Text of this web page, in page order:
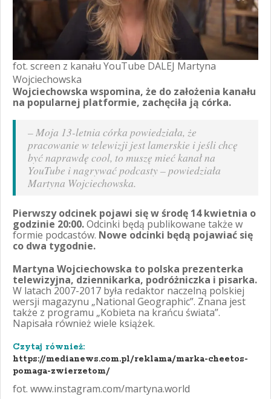
fot. screen z kanału YouTube DALEJ Martyna
Wojciechowska
Wojciechowska wspomina, że do założenia kanału
na popularnej platformie, zachęciła ją córka.
–Moja 13-letnia córka powiedziała, że
pracowanie w telewizji jest lamerskie i jeśli chcę
być naprawdę cool, to muszę mieć kanał na
YouTube i nagrywać podcasty– powiedziała
Martyna Wojciechowska.
Pierwszy odcinek pojawi się w środę 14 kwietnia o
godzinie 20:00.Odcinki będą publikowane także w
formie podcastów. Nowe odcinki będą pojawiać się
co dwa tygodnie.
Martyna Wojciechowska to polska prezenterka
telewizyjna, dziennikarka, podróżniczka i pisarka.
W latach 2007-2017 była redaktor naczelną polskiej
wersji magazynu „National Geographic”. Znana jest
także z programu „Kobieta na krańcu świata”.
Napisała również wiele książek.
Czytaj również:
https://medianews.com.pl/reklama/marka-cheetos-
pomaga-zwierzetom/
fot. www.instagram.com/martyna.world